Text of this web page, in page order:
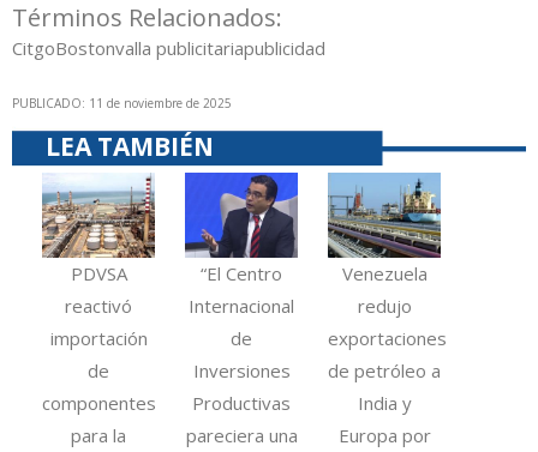
Términos Relacionados:
CitgoBostonvalla publicitariapublicidad
PUBLICADO: 11 de noviembre de 2025
LEA TAMBIÉN
PDVSA
reactivó
importación
de
componentes
para la
“El Centro
Internacional
de
Inversiones
Productivas
pareciera una
Venezuela
redujo
exportaciones
de petróleo a
India y
Europa por